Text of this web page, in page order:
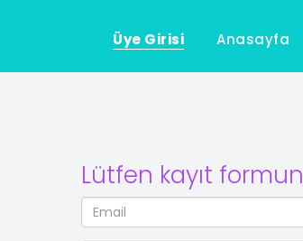
Üye Girisi Anasayfa
Lütfen kayıt